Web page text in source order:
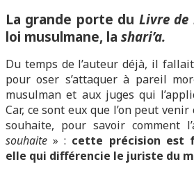
La grande porte du Livre de
loi musulmane, la shari’a.
Du temps de l’auteur déjà, il
pour oser s’attaquer à pareil
musulman et aux juges qui
Car, ce sont eux que l’on peut
souhaite, pour savoir comment
souhaite » : cette précision est
elle qui différencie le juriste du